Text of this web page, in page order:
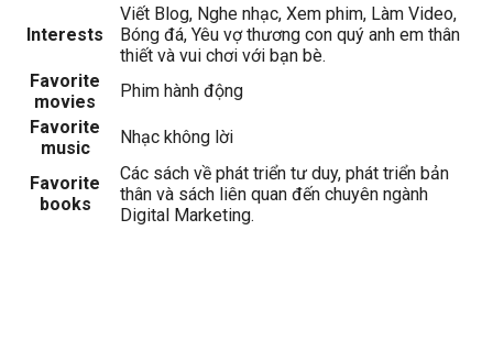
Interests
Viết Blog, Nghe nhạc, Xem phim, Làm Video,
Bóng đá, Yêu vợ thương con quý anh em thân
thiết và vui chơi với bạn bè.
Favorite
movies
Phim hành động
Favorite
music
Nhạc không lời
Favorite
books
Các sách về phát triển tư duy, phát triển bản
thân và sách liên quan đến chuyên ngành
Digital Marketing.